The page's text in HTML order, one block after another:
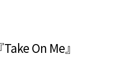
On Me』